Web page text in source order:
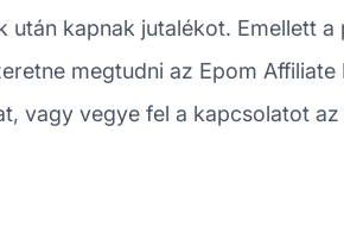
kapnak jutalékot. Emellett
megtudni az Epom
vagy vegye fel a kapcsolatot